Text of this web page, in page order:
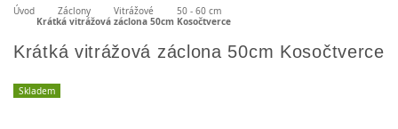
Úvod Záclony Vitrážové
50 - 60 cm
Krátká vitrážová záclona 50cm Kosočtverce
Krátká vitrážová záclona 50cm Kosočtverce
Skladem